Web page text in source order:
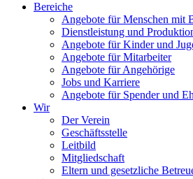
Bereiche
Angebote für Menschen mit
Dienstleistung und
Angebote für Kinder und
Angebote für Mitarbeiter
Angebote für Angehörige
Jobs und Karriere
Angebote für Spender und
Wir
Der Verein
Geschäftsstelle
Leitbild
Mitgliedschaft
Eltern und gesetzliche